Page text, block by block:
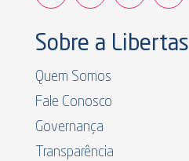
Sobre a Libertas
Quem Somos
Fale Conosco
Governança
Transparência